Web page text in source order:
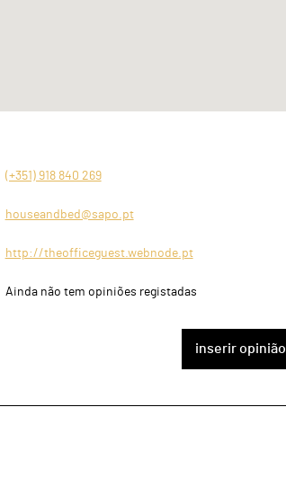
(+351) 918 840 269
houseandbed@sapo.pt
http://theofficeguest.webnode.pt
Ainda não tem opiniões registadas
inserir opinião